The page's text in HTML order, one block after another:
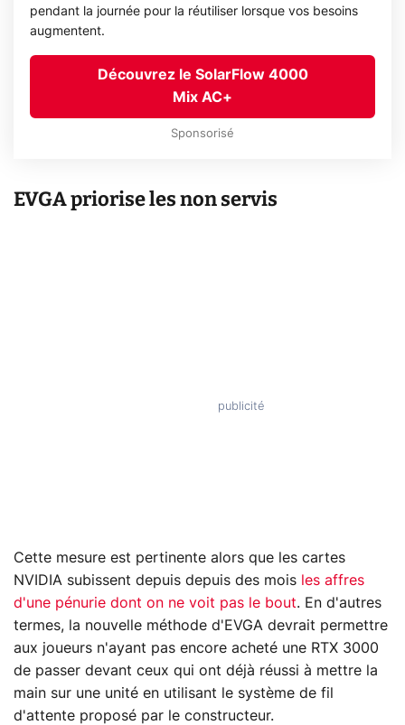
pendant la journée pour la réutiliser lorsque vos besoins
augmentent.
Découvrez le SolarFlow 4000
Mix AC+
Sponsorisé
EVGA priorise les non servis
Cette mesure est pertinente alors que les cartes
NVIDIA subissent depuis depuis des mois les affres
d'une pénurie dont on ne voit pas le bout. En d'autres
termes, la nouvelle méthode d'EVGA devrait permettre
aux joueurs n'ayant pas encore acheté une RTX 3000
de passer devant ceux qui ont déjà réussi à mettre la
main sur une unité en utilisant le système de fil
d'attente proposé par le constructeur.